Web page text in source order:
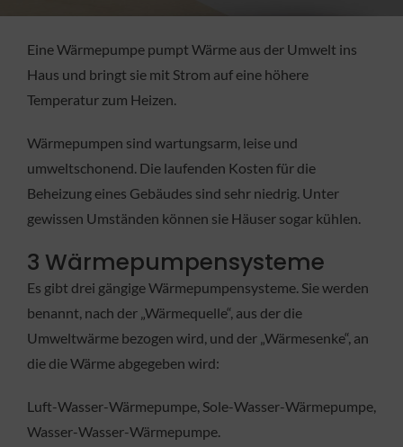
KONTAKT
Eine Wärmepumpe pumpt Wärme aus der Umwelt ins
Haus und bringt sie mit Strom auf eine höhere
Temperatur zum Heizen.
Wärmepumpen sind wartungsarm, leise und
umweltschonend. Die laufenden Kosten für die
Beheizung eines Gebäudes sind sehr niedrig. Unter
gewissen Umständen können sie Häuser sogar kühlen.
3 Wärmepumpensysteme
Es gibt drei gängige Wärmepumpensysteme. Sie werden
benannt, nach der „Wärmequelle“, aus der die
Umweltwärme bezogen wird, und der „Wärmesenke“, an
die die Wärme abgegeben wird:
Luft-Wasser-Wärmepumpe, Sole-Wasser-Wärmepumpe,
Wasser-Wasser-Wärmepumpe.